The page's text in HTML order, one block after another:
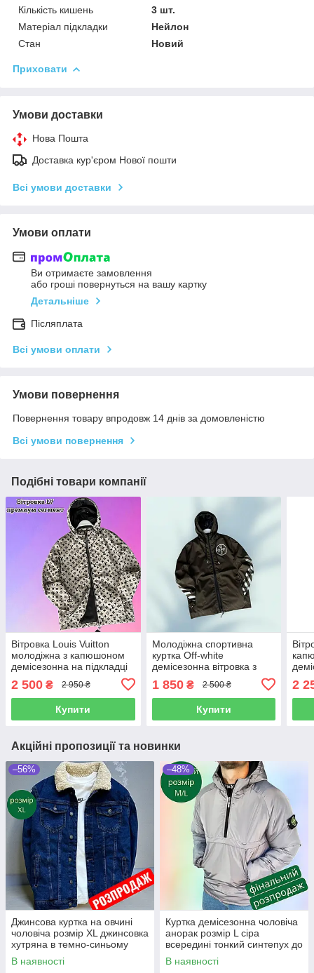
Кількість кишень
3 шт.
Матеріал підкладки
Нейлон
Стан
Новий
Приховати
Умови доставки
Нова Пошта
Доставка кур'єром Нової пошти
Всі умови доставки
Умови оплати
Ви отримаєте замовлення
або гроші повернуться на вашу картку
Детальніше
Післяплата
Всі умови оплати
Умови повернення
Повернення товару впродовж 14 днів за домовленістю
Всі умови повернення
Подібні товари компанії
Вітровка Louis Vuitton
молодіжна з капюшоном
демісезонна на підкладці
куртка бежева брендова
2 500 ₴ 2 950 ₴
Купити
Молодіжна спортивна
куртка Off-white
демісезонна вітровка з
капюшоном на блискавці
для бігу прогулянок
хлопцю
1 850₴ 2 500 ₴
Купити
та
2
Акційні пропозиції та новинки
–56%
Джинсова куртка на овчині
чоловіча розмір ХL джинсовка
хутряна в темно-синьому
кольорі осінь зима для
хлопця
В наявності
–48%
Куртка демісезонна чоловіча
анорак розмір L сіра
всередині тонкий синтепух до
-5 якісна плащівка
В наявності